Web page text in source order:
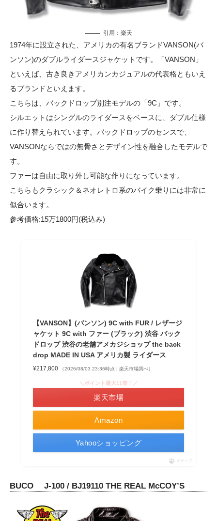
引用： 楽天
1974年に設立された、アメリカの有名ブランドVANSON(バ
ンソン)のダブルライダースジャケットです。「VANSON」
といえば、古き良きアメリカンカジュアルの代表格ともいえ
るブランドといえます。
こちらは、バックドロップ別注モデルの「9C」です。
シルエットはシングルのライダースをベースに、ダブル仕様
に作り替えられています。バックドロップのセンスで、
VANSONならではの無骨さとデザイン性を融合したモデルで
す。
ファーは自由に取り外し可能な作りになっています。
こちらもクラシック＆ネオレトロ系のバイク乗りには非常に
似合います。
参考価格:15万1800円(税込み)
【VANSON】(バンソン) 9C with FUR / レザージ
ャケット 9C with ファー (ブラック) 渋谷 バック
ドロップ 渋谷の老舗アメカジショップ the back
drop MADE IN USA アメリカ製 ライダース
¥217,800 （2026/08/03 23:36時点 | 楽天市場調べ）
Amazon
＼ポイント最大11倍！／
楽天市場
Yahooショッピング
ポチップ
BUCO J-100 / BJ19110 THE REAL McCOY’S